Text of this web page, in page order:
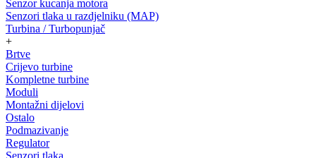
Senzor kucanja motora
Senzori tlaka u razdjelniku (MAP)
Turbina / Turbopunjač
+
Brtve
Crijevo turbine
Kompletne turbine
Moduli
Montažni dijelovi
Ostalo
Podmazivanje
Regulator
Senzori tlaka